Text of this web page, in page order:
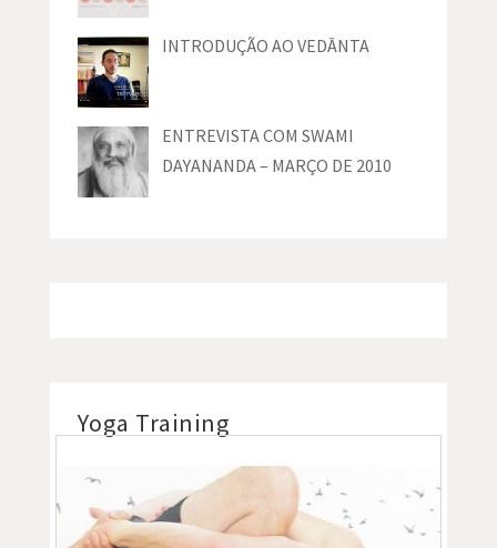
INTRODUÇÃO AO VEDĀNTA
ENTREVISTA COM SWAMI
DAYANANDA – MARÇO DE 2010
Yoga Training